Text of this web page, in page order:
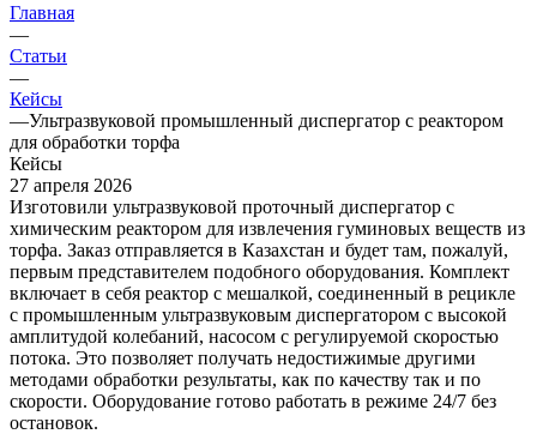
Главная
—
Статьи
—
Кейсы
—Ультразвуковой промышленный диспергатор с реактором
для обработки торфа
Кейсы
27 апреля 2026
Изготовили ультразвуковой проточный диспергатор с
химическим реактором для извлечения гуминовых веществ из
торфа. Заказ отправляется в Казахстан и будет там, пожалуй,
первым представителем подобного оборудования. Комплект
включает в себя реактор с мешалкой, соединенный в рецикле
с промышленным ультразвуковым диспергатором с высокой
амплитудой колебаний, насосом с регулируемой скоростью
потока. Это позволяет получать недостижимые другими
методами обработки результаты, как по качеству так и по
скорости. Оборудование готово работать в режиме 24/7 без
остановок.